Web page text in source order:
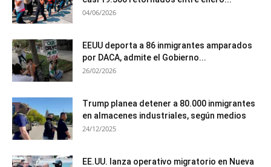
04/06/2026
EEUU deporta a 86 inmigrantes amparados
por DACA, admite el Gobierno...
26/02/2026
Trump planea detener a 80.000 inmigrantes
en almacenes industriales, según medios
24/12/2025
EE.UU. lanza operativo migratorio en Nueva